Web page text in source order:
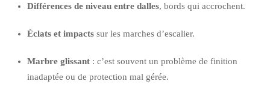
Différences de niveau entre dalles, bords qui accrochent.
Éclats et impacts sur les marches d’escalier.
Marbre glissant : c’est souvent un problème de finition
inadaptée ou de protection mal gérée.